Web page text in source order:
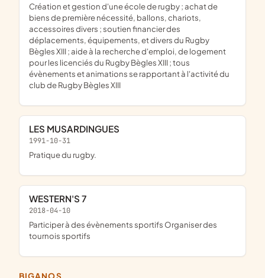
création et gestion d'une école de rugby ; achat de
biens de première nécessité, ballons, chariots,
accessoires divers ; soutien financier des
déplacements, équipements, et divers du Rugby
Bègles XIII ; aide à la recherche d'emploi, de logement
pour les licenciés du Rugby Bègles XIII ; tous
évènements et animations se rapportant à l'activité du
club de Rugby Bègles XIII
LES MUSARDINGUES
1991-10-31
pratique du rugby.
WESTERN'S 7
2018-04-10
participer à des évènements sportifs Organiser des
tournois sportifs
BIGANOS